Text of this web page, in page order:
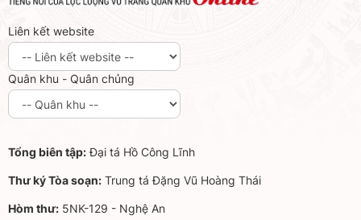
Liên kết website
Quân khu - Quân chủng
Tổng biên tập:Đại tá Hồ Công Lĩnh
Thư ký Tòa soạn: Trung tá Đặng Vũ Hoàng Thái
Hòm thư: 5NK-129 - Nghệ An